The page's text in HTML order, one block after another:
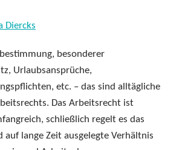
Diercks
besonderer
Urlaubsansprüche,
etc. – das sind alltägliche
Das Arbeitsrecht ist
schließlich regelt es das
auf lange Zeit ausgelegte Verhältnis